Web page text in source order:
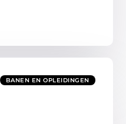
BANEN EN OPLEIDINGEN